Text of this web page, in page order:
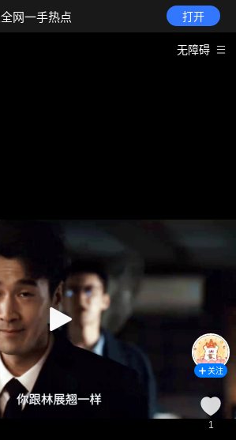
全网一手热点 打开
无障碍
关注
1